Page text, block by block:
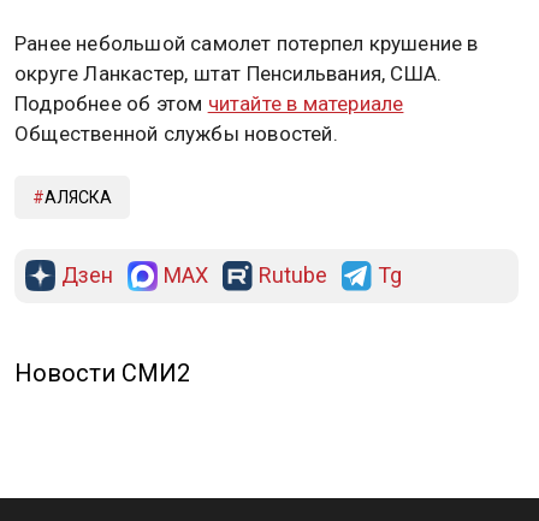
Ранее небольшой самолет потерпел крушение в
округе Ланкастер, штат Пенсильвания, США.
Подробнее об этом читайте в материале
Общественной службы новостей.
АЛЯСКА
Дзен MAX Rutube Tg
Новости СМИ2